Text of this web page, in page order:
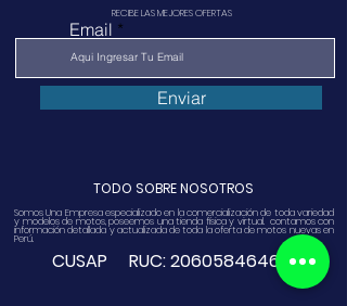
RECIBE LAS MEJORES OFERTAS
Email
Enviar
TODO SOBRE NOSOTROS
Somos Una Empresa especializado en la comercialización de toda variedad
y modelos de motos, poseemos una tienda física y virtual. contamos con
información detallada y actualizada de toda la oferta de motos nuevas en
Perú.
CUSAP RUC:20605846468